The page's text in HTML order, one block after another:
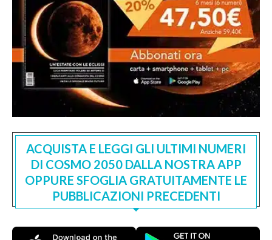
ACQUISTA E LEGGI GLI ULTIMI NUMERI
DI COSMO 2050 DALLA NOSTRA APP
OPPURE SFOGLIA GRATUITAMENTE LE
PUBBLICAZIONI PRECEDENTI